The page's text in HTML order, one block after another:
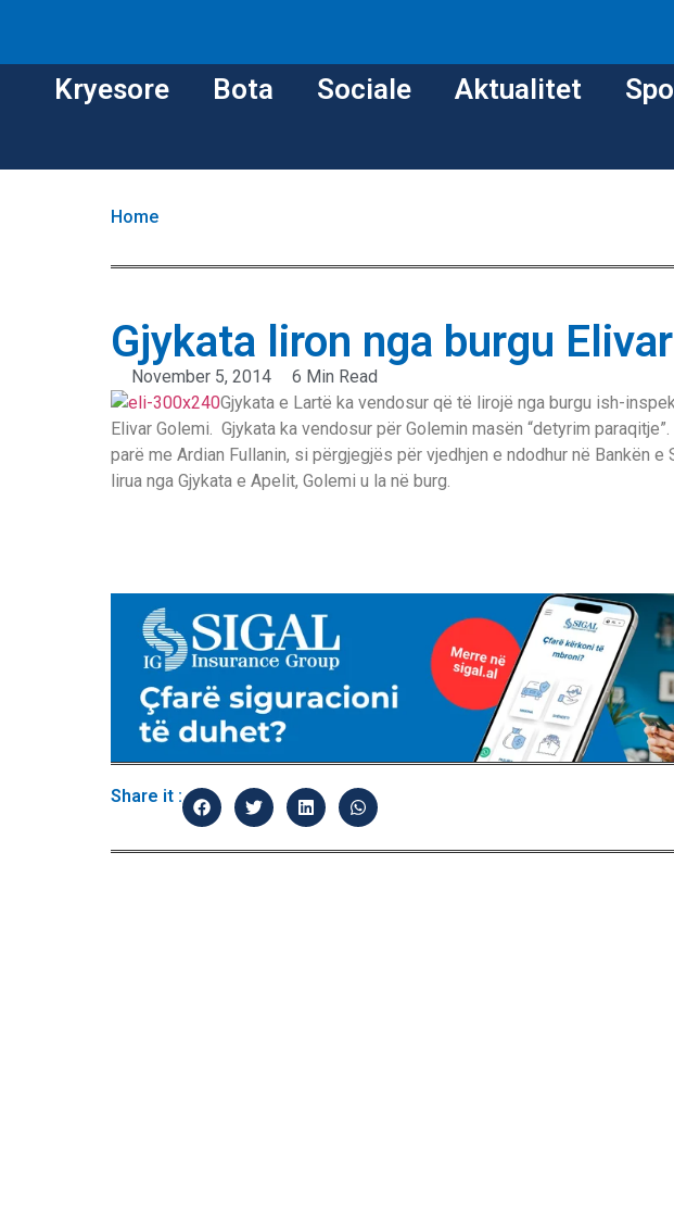
Kryesore Bota Sociale Aktualitet
Home
Gjykata liron nga burgu
November 5, 2014
6 Min Read
Gjykata e Lartë ka vendosur që të lirojë nga burgu ish-
Elivar Golemi. Gjykata ka vendosur për Golemin masën “detyrim
parë me Ardian Fullanin, si përgjegjës për vjedhjen e ndodhur në Bankën e
lirua nga Gjykata e Apelit, Golemi u la në burg.
Share it :